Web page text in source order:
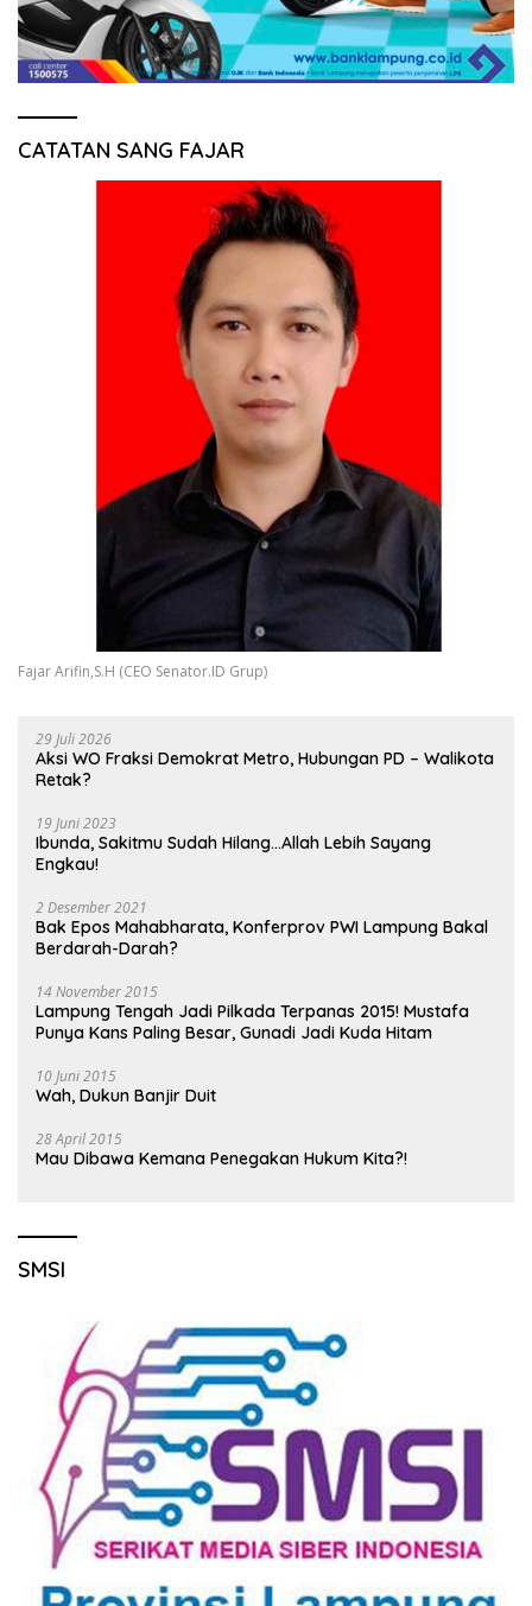
CATATAN SANG FAJAR
Fajar Arifin,S.H (CEO Senator.ID Grup)
29 Juli 2026
Aksi WO Fraksi Demokrat Metro, Hubungan PD – Walikota
Retak?
19 Juni 2023
Ibunda, Sakitmu Sudah Hilang…Allah Lebih Sayang
Engkau!
2 Desember 2021
Bak Epos Mahabharata, Konferprov PWI Lampung Bakal
Berdarah-Darah?
14 November 2015
Lampung Tengah Jadi Pilkada Terpanas 2015! Mustafa
Punya Kans Paling Besar, Gunadi Jadi Kuda Hitam
10 Juni 2015
Wah, Dukun Banjir Duit
28 April 2015
Mau Dibawa Kemana Penegakan Hukum Kita?!
SMSI